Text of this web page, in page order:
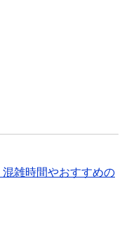
雑時間やおすすめの